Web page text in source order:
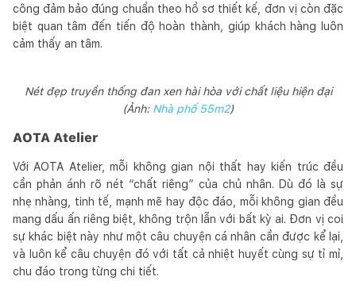
công đảm bảo đúng chuẩn theo hồ sơ thiết kế, đơn vị còn đặc
biệt quan tâm đến tiến độ hoàn thành, giúp khách hàng luôn
cảm thấy an tâm.
Nét đẹp truyền thống đan xen hài hòa với chất liệu hiện đại
(Ảnh: Nhà phố 55m2)
AOTA Atelier
Với AOTA Atelier, mỗi không gian nội thất hay kiến trúc đều
cần phản ánh rõ nét “chất riêng” của chủ nhân. Dù đó là sự
nhẹ nhàng, tinh tế, mạnh mẽ hay độc đáo, mỗi không gian đều
mang dấu ấn riêng biệt, không trộn lẫn với bất kỳ ai. Đơn vị coi
sự khác biệt này như một câu chuyện cá nhân cần được kể lại,
và luôn kể câu chuyện đó với tất cả nhiệt huyết cùng sự tỉ mỉ,
chu đáo trong từng chi tiết.